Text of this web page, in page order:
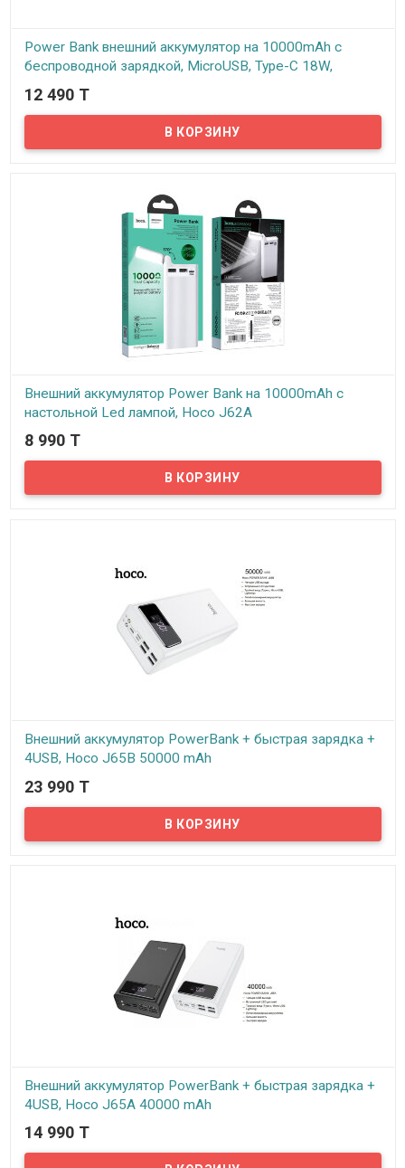
Power Bank внешний аккумулятор на 10000mAh с
беспроводной зарядкой, MicroUSB, Type-C 18W,
Lightning, USB, BOROFONE BJ7
С помощью внешнего аккумулятора BOROFONE BJ7 можно в
12 490 T
Внешний аккумулятор Power Bank на 10000mAh с
настольной Led лампой, Hoco J62A
В наличии
Hoco J62A — это стильный и компактный Power Bank он
подходит для любых мобильных устройств. Благодаря двум
разъемам USB можно заряжать сразу два устройства
8 990 T
Внешний аккумулятор PowerBank + быстрая зарядка +
4USB, Hoco J65B 50000 mAh
В наличии
Высокоемкий внешний аккумулятор Hoco J65B 50000 mAh - это
новинка для всевозможных мобильных устройств,
предназначенная для длительного автономного использования
23 990 T
Внешний аккумулятор PowerBank + быстрая зарядка +
4USB, Hoco J65A 40000 mAh
В наличии
Высокоемкий внешний аккумулятор Hoco J65A 40000 mAh - это
14 990 T